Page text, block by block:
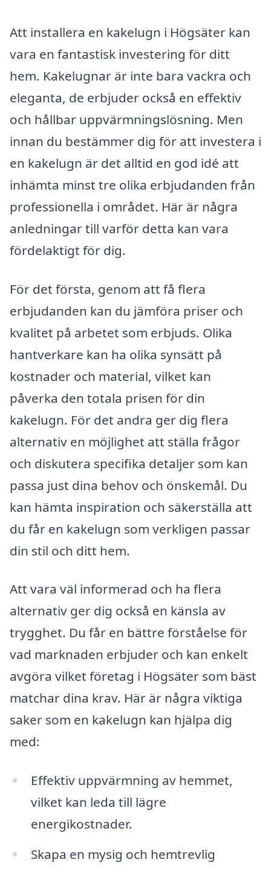
Att installera en kakelugn i Högsäter kan
vara en fantastisk investering för ditt
hem. Kakelugnar är inte bara vackra och
eleganta, de erbjuder också en effektiv
och hållbar uppvärmningslösning. Men
innan du bestämmer dig för att investera i
en kakelugn är det alltid en god idé att
inhämta minst tre olika erbjudanden från
professionella i området. Här är några
anledningar till varför detta kan vara
fördelaktigt för dig.
För det första, genom att få flera
erbjudanden kan du jämföra priser och
kvalitet på arbetet som erbjuds. Olika
hantverkare kan ha olika synsätt på
kostnader och material, vilket kan
påverka den totala prisen för din
kakelugn. För det andra ger dig flera
alternativ en möjlighet att ställa frågor
och diskutera specifika detaljer som kan
passa just dina behov och önskemål. Du
kan hämta inspiration och säkerställa att
du får en kakelugn som verkligen passar
din stil och ditt hem.
Att vara väl informerad och ha flera
alternativ ger dig också en känsla av
trygghet. Du får en bättre förståelse för
vad marknaden erbjuder och kan enkelt
avgöra vilket företag i Högsäter som bäst
matchar dina krav. Här är några viktiga
saker som en kakelugn kan hjälpa dig
med:
Effektiv uppvärmning av hemmet,
vilket kan leda till lägre
energikostnader.
Skapa en mysig och hemtrevlig